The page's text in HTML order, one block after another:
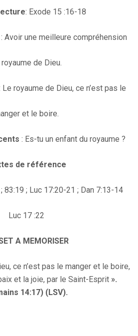
: Exode 15 :16-18
: Avoir une meilleure compréhension
de Dieu.
Le royaume de Dieu, ce n’est pas le
et le boire.
: Es-tu un enfant du royaume ?
de référence
83:19 ; Luc 17:20-21 ; Dan 7:13-14
Luc 17 :22
A MEMORISER
ce n’est pas le manger et le boire,
et la joie, par le Saint-Esprit».
14:17) (LSV).